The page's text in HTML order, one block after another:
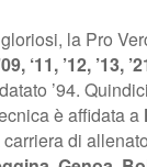
la Pro
‘11, ’12, ’13,
’94.
è affidata a
di